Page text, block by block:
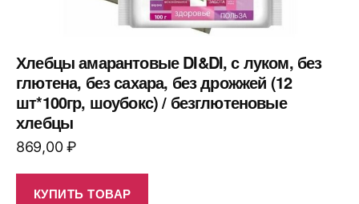
Хлебцы амарантовые DI&DI, с луком, без
глютена, без сахара, без дрожжей (12
шт*100гр, шоубокс) / безглютеновые
хлебцы
869,00₽
КУПИТЬ ТОВАР